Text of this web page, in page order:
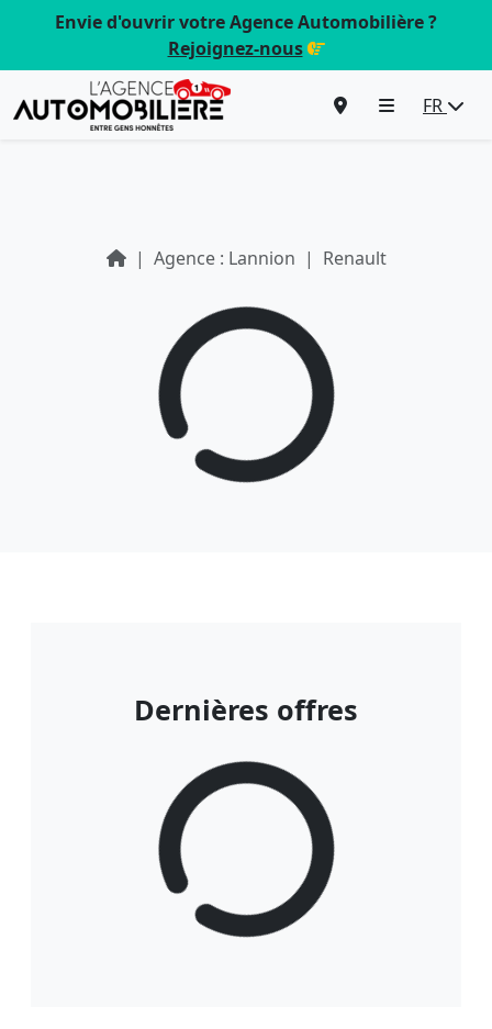
Envie d'ouvrir votre Agence Automobilière ?
Rejoignez-nous
FR
Agence : Lannion Renault
Dernières offres